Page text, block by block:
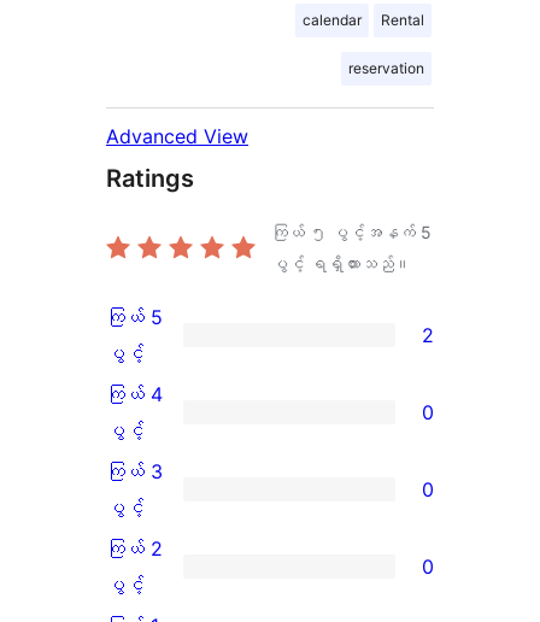
calendar Rental
reservation
Advanced View
Ratings
ကြယ် ၅ ပွင့်အနက် 5
ပွင့် ရရှိထားသည်။
ကြယ်
5
ပွင့်
အဆင့်
သုံးသပ်
ကြယ် 5
ပွင့်
2
ကြယ်
4
ပွင့်
အဆင့်
သုံးသပ်
ကြယ် 4
ပွင့်
0
ကြယ်
3
ပွင့်
အဆင့်
ကြယ် 3
ပွင့်
0
ကြယ်
ကြယ် 2
ပွင့်
0